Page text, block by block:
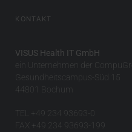
KONTAKT
VISUS Health IT GmbH
ein Unternehmen der
Gesundheitscampus-Süd 15
44801 Bochum
TEL +49 234 93693-0
FAX +49 234 93693-199